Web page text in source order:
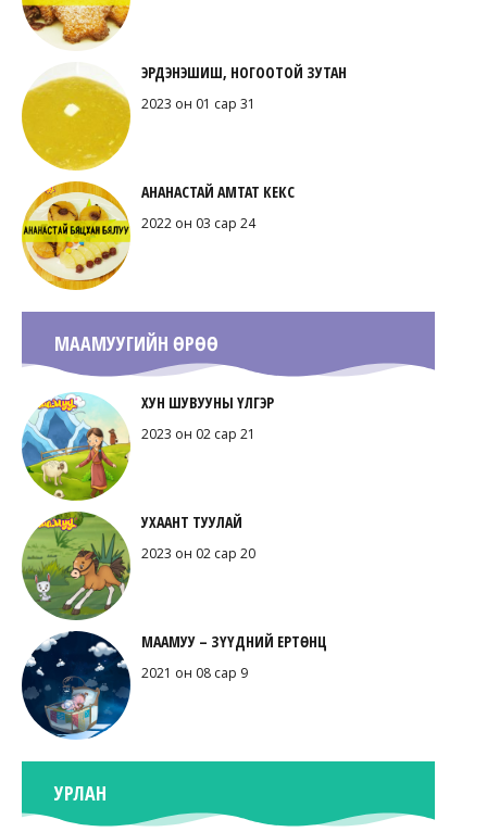
ЭРДЭНЭШИШ, НОГООТОЙ ЗУТАН
2023 он 01 сар 31
АНАНАСТАЙ АМТАТ КЕКС
2022 он 03 сар 24
МААМУУГИЙН ӨРӨӨ
ХУН ШУВУУНЫ ҮЛГЭР
2023 он 02 сар 21
УХААНТ ТУУЛАЙ
2023 он 02 сар 20
МААМУУ – ЗҮҮДНИЙ ЕРТӨНЦ
2021 он 08 сар 9
УРЛАН